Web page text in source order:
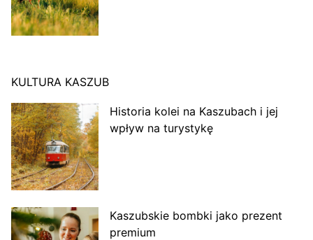
KULTURA KASZUB
Historia kolei na Kaszubach i jej
wpływ na turystykę
Kaszubskie bombki jako prezent
premium